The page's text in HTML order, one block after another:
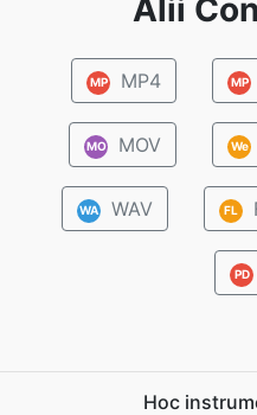
Alii
MP MP4 MP
MO MOV We
WA WAV FL
PD
Hoc